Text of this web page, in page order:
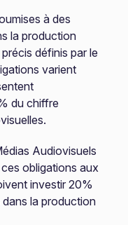
à des
la production
définis par le
varient
du chiffre
Audiovisuels
obligations aux
investir 20%
dans la production